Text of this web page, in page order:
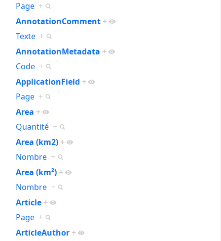
Page +
AnnotationComment +
Texte +
AnnotationMetadata +
Code +
ApplicationField +
Page +
Area +
Quantité +
Area (km2) +
Nombre +
Area (km²) +
Nombre +
Article +
Page +
ArticleAuthor +